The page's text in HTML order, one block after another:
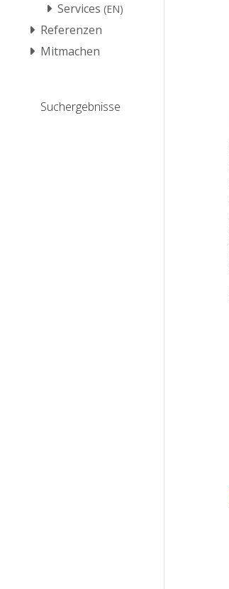
Services (EN)
Referenzen
Mitmachen
Suchergebnisse